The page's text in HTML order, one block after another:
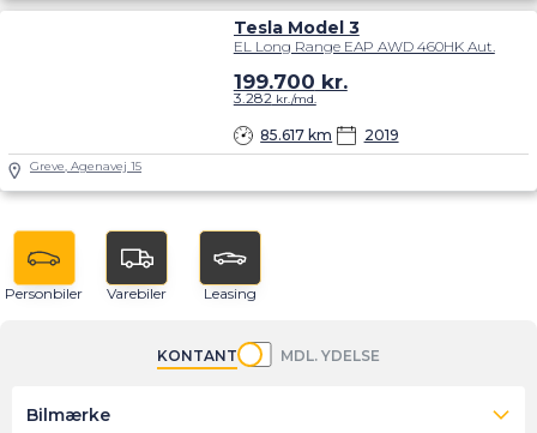
Tesla Model 3
EL Long Range EAP AWD 460HK Aut.
85.617 km 2019
199.700 kr.
3.282kr./md.
Greve, Agenavej 15
Personbiler Varebiler Leasing
KONTANT MDL. YDELSE
Bilmærke